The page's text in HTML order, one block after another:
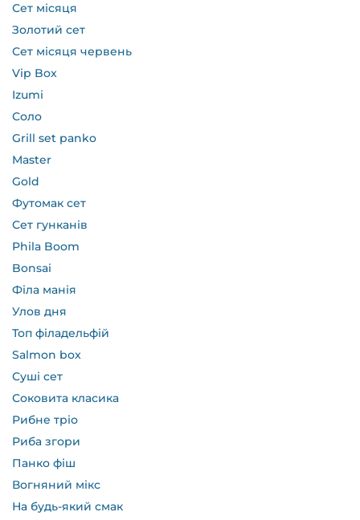
Сет місяця
Золотий сет
Сет місяця червень
Vip Box
Izumi
Соло
Grill set panko
Master
Gold
Футомак сет
Сет гунканів
Phila Boom
Bonsai
Філа манія
Улов дня
Топ філадельфій
Salmon box
Суші сет
Соковита класика
Рибне тріо
Риба згори
Панко фіш
Вогняний мікс
На будь-який смак